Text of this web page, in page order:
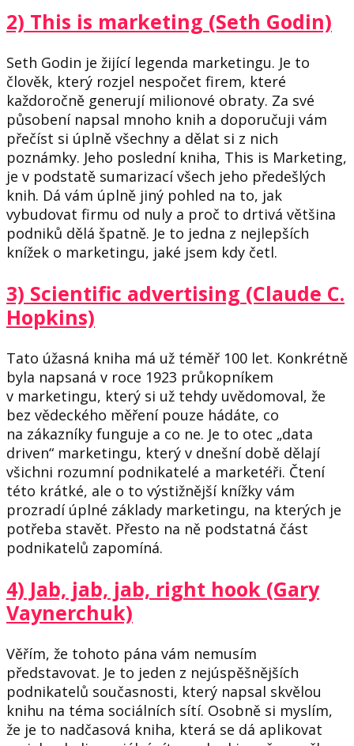
2) This is marketing (Seth Godin)
Seth Godin je žijící legenda marketingu. Je to
člověk, který rozjel nespočet firem, které
každoročně generují milionové obraty. Za své
působení napsal mnoho knih a doporučuji vám
přečíst si úplně všechny a dělat si z nich
poznámky. Jeho poslední kniha, This is Marketing,
je v podstatě sumarizací všech jeho předešlých
knih. Dá vám úplně jiný pohled na to, jak
vybudovat firmu od nuly a proč to drtivá většina
podniků dělá špatně. Je to jedna z nejlepších
knížek o marketingu, jaké jsem kdy četl.
3) Scientific advertising (Claude C.
Hopkins)
Tato úžasná kniha má už téměř 100 let. Konkrétně
byla napsaná v roce 1923 průkopníkem
v marketingu, který si už tehdy uvědomoval, že
bez vědeckého měření pouze hádáte, co
na zákazníky funguje a co ne. Je to otec „data
driven“ marketingu, který v dnešní době dělají
všichni rozumní podnikatelé a marketéři. Čtení
této krátké, ale o to výstižnější knížky vám
prozradí úplné základy marketingu, na kterých je
potřeba stavět. Přesto na ně podstatná část
podnikatelů zapomíná.
4) Jab, jab, jab, right hook (Gary
Vaynerchuk)
Věřím, že tohoto pána vám nemusím
představovat. Je to jeden z nejúspěšnějších
podnikatelů současnosti, který napsal skvělou
knihu na téma sociálních sítí. Osobně si myslím,
že je to nadčasová kniha, která se dá aplikovat